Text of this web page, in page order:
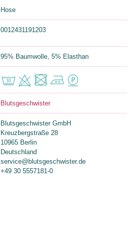
Hose
0012431191203
95% Baumwolle, 5% Elasthan
Blutsgeschwister
Blutsgeschwister GmbH
Kreuzbergstraße 28
10965 Berlin
Deutschland
service@blutsgeschwister.de
+49 30 5557181-0